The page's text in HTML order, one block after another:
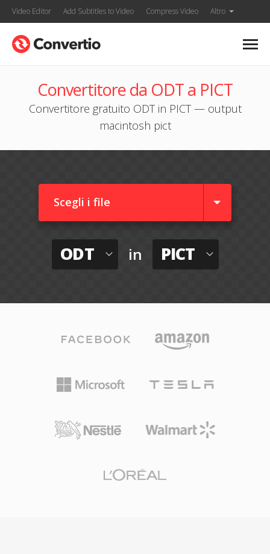
Video Editor Add Subtitles to Video Compress Video Altro
Convertitore da ODT a PICT
Convertitore gratuito ODT in PICT — output
macintosh pict
Scegli i file
ODT in PICT